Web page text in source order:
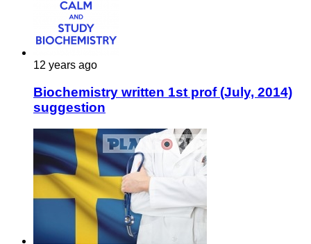
12 years ago
Biochemistry written 1st prof (July, 2014)
suggestion